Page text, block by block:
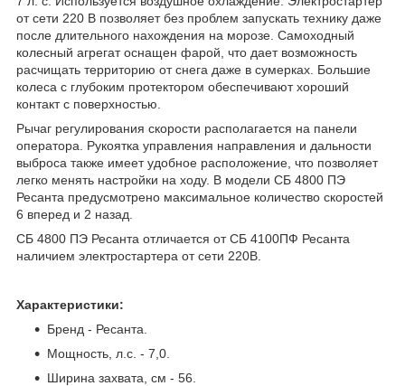
от сети 220 В позволяет без проблем запускать технику даже
после длительного нахождения на морозе. Самоходный
колесный агрегат оснащен фарой, что дает возможность
расчищать территорию от снега даже в сумерках. Большие
колеса с глубоким протектором обеспечивают хороший
контакт с поверхностью.
Рычаг регулирования скорости располагается на панели
оператора. Рукоятка управления направления и дальности
выброса также имеет удобное расположение, что позволяет
легко менять настройки на ходу. В модели СБ 4800 ПЭ
Ресанта предусмотрено максимальное количество скоростей
6 вперед и 2 назад.
СБ 4800 ПЭ Ресанта отличается от СБ 4100ПФ Ресанта
наличием электростартера от сети 220В.
Характеристики:
Бренд - Ресанта.
Мощность, л.с. - 7,0.
Ширина захвата, см - 56.